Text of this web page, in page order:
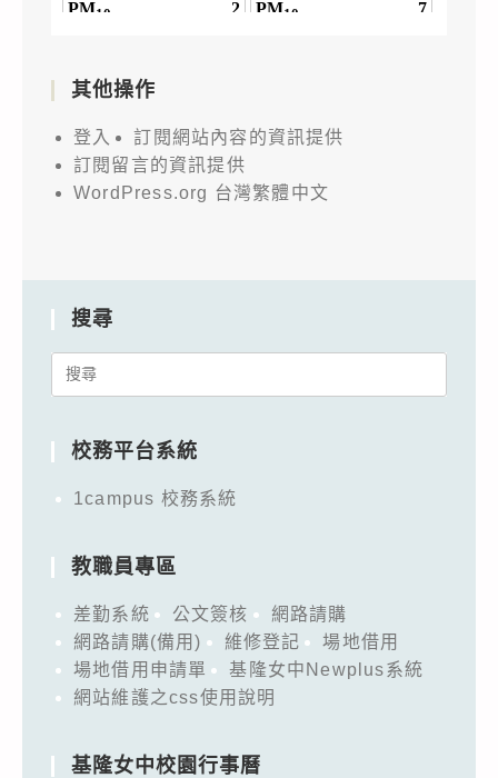
其他操作
登入
訂閱網站內容的資訊提供
訂閱留言的資訊提供
WordPress.org 台灣繁體中文
搜尋
Search
校務平台系統
1campus 校務系統
教職員專區
差勤系統 公文簽核
網路請購
網路請購(備用)
維修登記
場地借用
場地借用申請單
基隆女中Newplus系統
網站維護之css使用說明
基隆女中校園行事曆